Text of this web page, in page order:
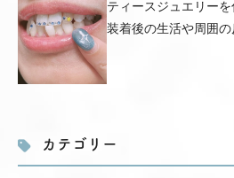
ティースジュエリー
装着後の生活や周囲
カテゴリー